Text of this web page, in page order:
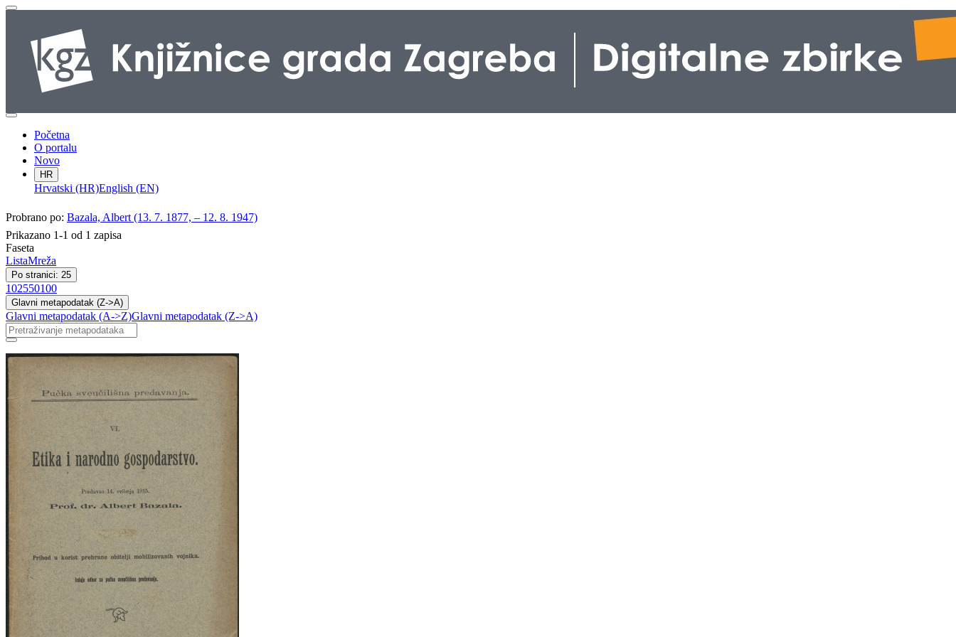
Početna
O portalu
Novo
HR
Hrvatski (HR)English (EN)
Probrano po: Bazala, Albert (13. 7. 1877, – 12. 8. 1947)
Prikazano 1-1 od 1 zapisa
Faseta
ListaMreža
Po stranici: 25
102550100
Glavni metapodatak (Z->A)
Glavni metapodatak (A->Z)Glavni metapodatak (Z->A)